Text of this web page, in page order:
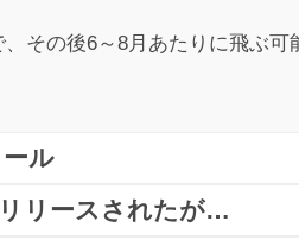
その後6～8月あたりに飛ぶ
ル
ら バックオフィス内からアク
リースされたが…